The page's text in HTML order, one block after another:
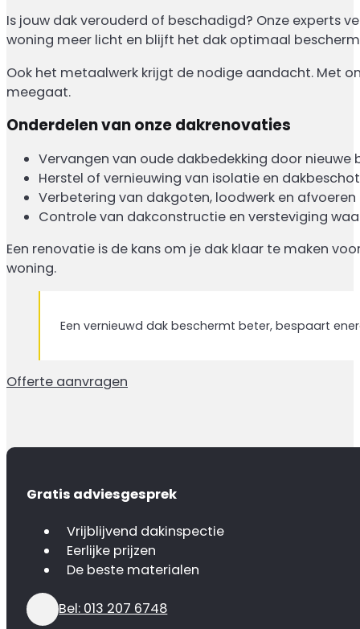
Is jouw dak verouderd of beschadigd? Onze experts
woning meer licht en blijft het dak optimaal
Ook het metaalwerk krijgt de nodige aandacht. Met
meegaat.
Onderdelen van onze dakrenovaties
Vervangen van oude dakbedekking door
Herstel of vernieuwing van isolatie en dakbeschot
Verbetering van dakgoten, loodwerk en afvoeren
Controle van dakconstructie en versteviging
Een renovatie is de kans om je dak klaar te maken
woning.
Een vernieuwd dak beschermt beter, bespaart
Offerte aanvragen
Gratis adviesgesprek
Vrijblijvend dakinspectie
Eerlijke prijzen
De beste materialen
Bel: 013 207 6748